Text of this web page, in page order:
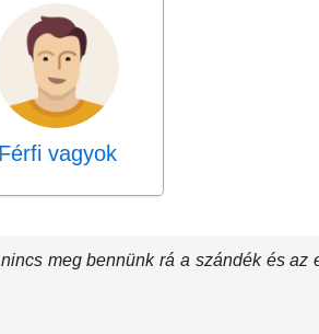
Férfi vagyok
meg bennünk rá a szándék és az